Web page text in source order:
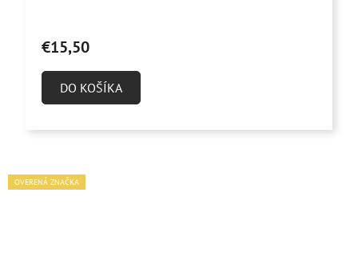
€15,50
DO KOŠÍKA
OVERENÁ ZNAČKA